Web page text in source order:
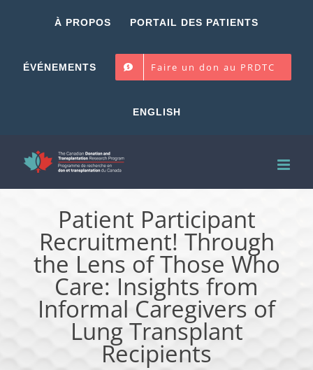
À PROPOS PORTAIL DES PATIENTS
ÉVÉNEMENTS Faire un don au PRDTC
ENGLISH
Patient Participant
Recruitment! Through
the Lens of Those Who
Care: Insights from
Informal Caregivers of
Lung Transplant
Recipients